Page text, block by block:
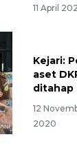
11 April
Kejari:
aset
ditahap
12
2020